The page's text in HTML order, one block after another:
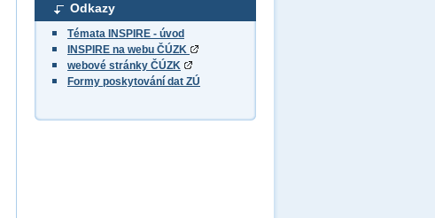
Odkazy
Témata INSPIRE - úvod
INSPIRE na webu ČÚZK
webové stránky ČÚZK
Formy poskytování dat ZÚ